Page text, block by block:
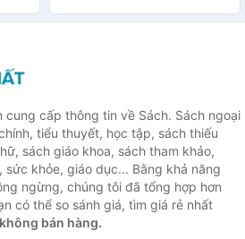
cung cấp thông tin về Sách. Sách ngoại
tiểu thuyết, học tập, sách thiếu
sách giáo khoa, sách tham khảo,
sức khỏe, giáo dục... Bằng khả năng
ngừng, chúng tôi đã tổng hợp hơn
có thể so sánh giá, tìm giá rẻ nhất
bán hàng.